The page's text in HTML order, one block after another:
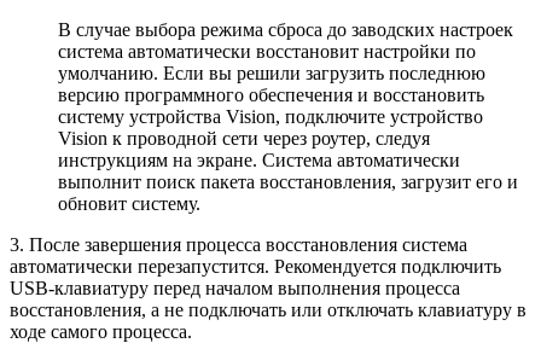
В случае выбора режима сброса до заводских настроек
система автоматически восстановит настройки по
умолчанию. Если вы решили загрузить последнюю
версию программного обеспечения и восстановить
систему устройства Vision, подключите устройство
Vision к проводной сети через роутер, следуя
инструкциям на экране. Система автоматически
выполнит поиск пакета восстановления, загрузит его и
обновит систему.
3. После завершения процесса восстановления система
автоматически перезапустится. Рекомендуется подключить
USB-клавиатуру перед началом выполнения процесса
восстановления, а не подключать или отключать клавиатуру в
ходе самого процесса.